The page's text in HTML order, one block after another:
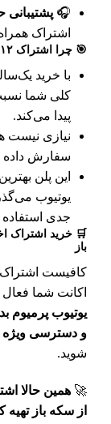
🎧 پشتیبانی
اشتراک
🎯 چرا اشتراک ۱۲ ماهه ارزشمند است؟
با خرید
کلی شما
پیدا می‌کند.
نیازی نیست
سفارش داده و ۱۲ ماه کامل با خیال راحت استفاده
این پلن
یوتیوب
جدی
باز
کافیست اشتراک
اکانت شما
یوتیوب پرمیوم
و دسترسی
شوید.
🚀
از سکه باز